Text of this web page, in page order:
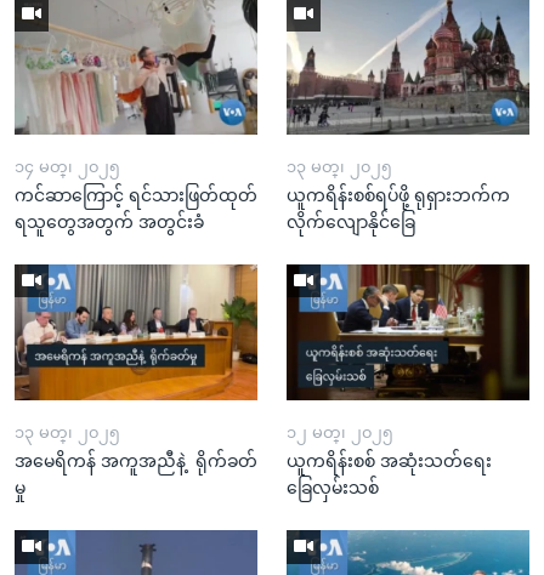
၁၄ မတ္၊ ၂၀၂၅
ကင်ဆာကြောင့် ရင်သားဖြတ်ထုတ်
ရသူတွေအတွက် အတွင်းခံ
၁၃ မတ္၊ ၂၀၂၅
ယူကရိန်းစစ်ရပ်ဖို့ ရုရှားဘက်က
လိုက်လျောနိုင်ခြေ
၁၃ မတ္၊ ၂၀၂၅
အမေရိကန် အကူအညီနဲ့ ရိုက်ခတ်
မှု
၁၂ မတ္၊ ၂၀၂၅
ယူကရိန်းစစ် အဆုံးသတ်ရေး
ခြေလှမ်းသစ်